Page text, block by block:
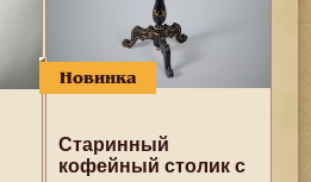
Новинка
Старинный
кофейный столик с